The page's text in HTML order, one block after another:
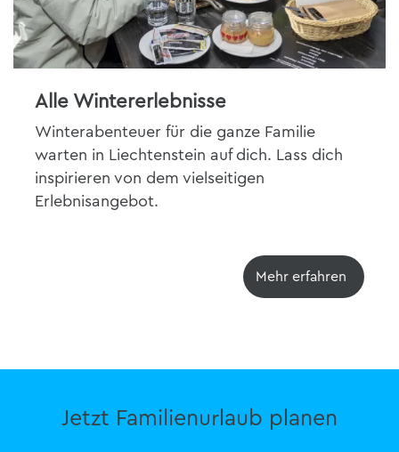
Alle Wintererlebnisse
Winterabenteuer für die ganze Familie
warten in Liechtenstein auf dich. Lass dich
inspirieren von dem vielseitigen
Erlebnisangebot.
Mehr erfahren
Jetzt Familienurlaub planen